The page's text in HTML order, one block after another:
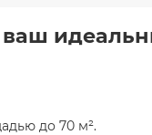
ваш
до 70 м².